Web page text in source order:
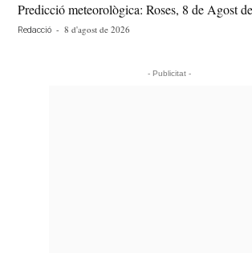
Predicció meteorològica: Roses, 8 de Agost
Redacció - 8 d'agost de 2026
- Publicitat -